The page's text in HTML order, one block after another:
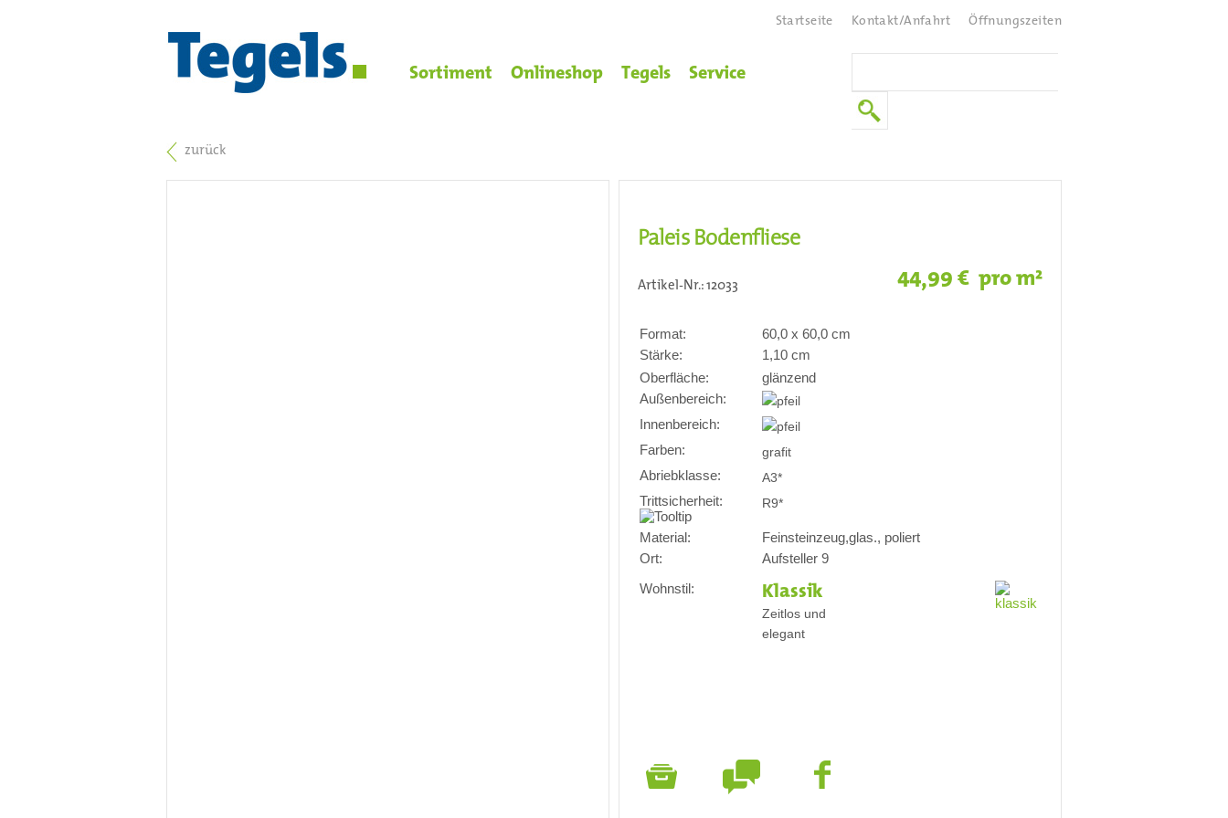
Startseite Kontakt/Anfahrt Öffnungszeiten
Sortiment Onlineshop Tegels Service
zurück
Paleis Bodenfliese
Artikel-Nr.: 12033 € pro m²
44,99
Format:
60,0 x 60,0 cm
Stärke:
1,10 cm
Oberfläche:
glänzend
Außenbereich:
Innenbereich:
Farben:
grafit
Abriebklasse: A3*
Trittsicherheit: R9*
Material:
Feinsteinzeug,glas., poliert
Ort:
Aufsteller 9
Wohnstil:
Klassik
Zeitlos und
elegant